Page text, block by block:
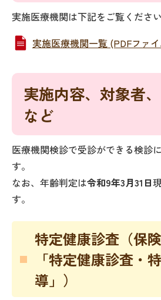
実施医療機関は下記をご覧ください
実施医療機関一覧 (PDFファイ
実施内容、対象者
など
医療機関検診で受診ができる検診
す。
なお、年齢判定は令和9年3月31日
す。
特定健康診査（保
「特定健康診査・
導」）